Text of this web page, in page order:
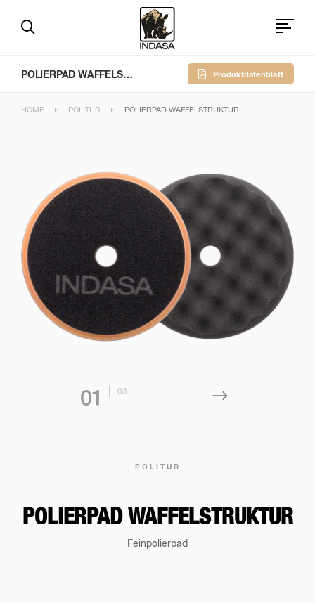
POLIERPAD WAFFELSTRUKTUR Produktdatenblatt
HOME POLITUR POLIERPAD WAFFELSTRUKTUR
POLITUR
POLIERPAD WAFFELSTRUKTUR
Feinpolierpad
01 03